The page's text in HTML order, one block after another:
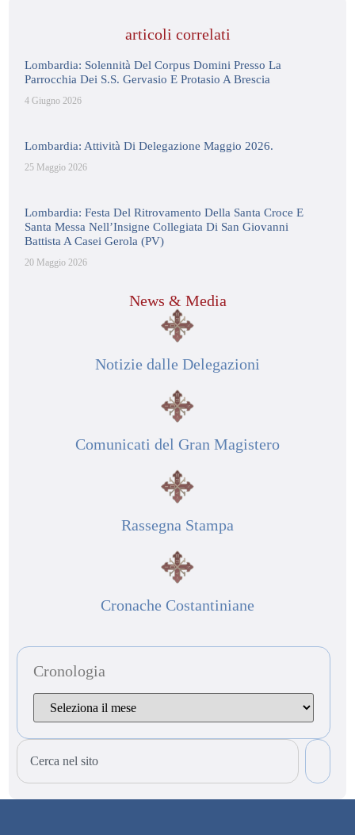
articoli correlati
Lombardia: Solennità Del Corpus Domini Presso La
Parrocchia Dei S.S. Gervasio E Protasio A Brescia
4 Giugno 2026
Lombardia: Attività Di Delegazione Maggio 2026.
25 Maggio 2026
Lombardia: Festa Del Ritrovamento Della Santa Croce E
Santa Messa Nell’Insigne Collegiata Di San Giovanni
Battista A Casei Gerola (PV)
20 Maggio 2026
News & Media
Notizie dalle Delegazioni
Comunicati del Gran Magistero
Rassegna Stampa
Cronache Costantiniane
Cronologia